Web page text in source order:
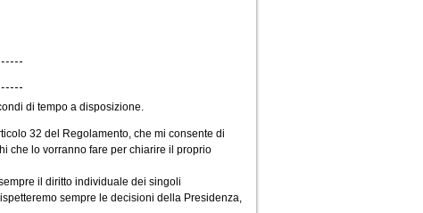
di tempo a disposizione.
32 del Regolamento, che mi consente di
che lo vorranno fare per chiarire il proprio
il diritto individuale dei singoli
sempre le decisioni della Presidenza,